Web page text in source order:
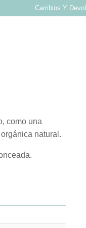
Cambios Y
como una
natural.